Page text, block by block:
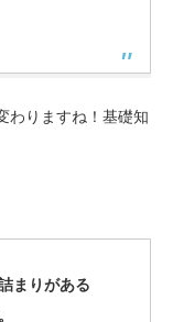
わりますね！基礎知
まりがある